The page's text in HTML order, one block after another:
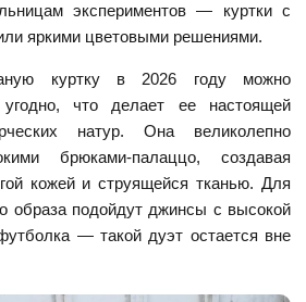
экспериментов — куртки с
яркими цветовыми решениями.
куртку в 2026 году можно
что делает ее настоящей
натур. Она великолепно
брюками-палаццо, создавая
кожей и струящейся тканью. Для
образа подойдут джинсы с высокой
— такой дуэт остается вне